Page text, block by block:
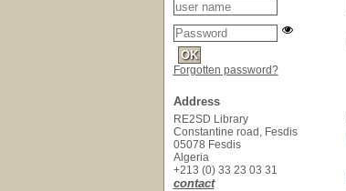
Forgotten password?
Address
RE2SD Library
Constantine road, Fesdis
05078 Fesdis
Algeria
+213 (0) 33 23 03 31
contact